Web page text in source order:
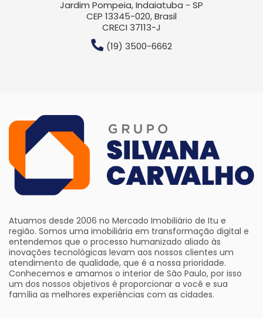
Jardim Pompeia, Indaiatuba - SP
CEP 13345-020, Brasil
CRECI 37113-J
(19) 3500-6662
Atuamos desde 2006 no Mercado Imobiliário de Itu e
região. Somos uma imobiliária em transformação digital e
entendemos que o processo humanizado aliado às
inovações tecnológicas levam aos nossos clientes um
atendimento de qualidade, que é a nossa prioridade.
Conhecemos e amamos o interior de São Paulo, por isso
um dos nossos objetivos é proporcionar a você e sua
família as melhores experiências com as cidades.